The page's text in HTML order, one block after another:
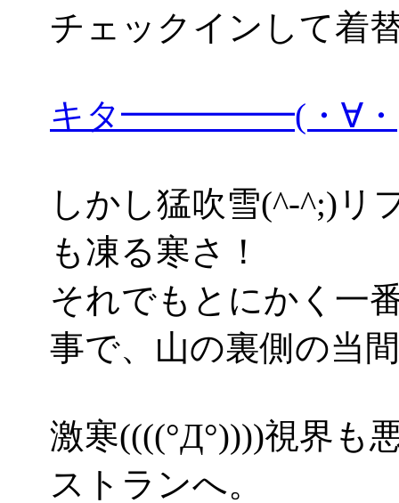
チェックインして着
キタ━━━━━(・∀
しかし猛吹雪(^-^;)リ
も凍る寒さ！
それでもとにかく一
事で、山の裏側の当
激寒((((°Д°))))視界も
ストランへ。